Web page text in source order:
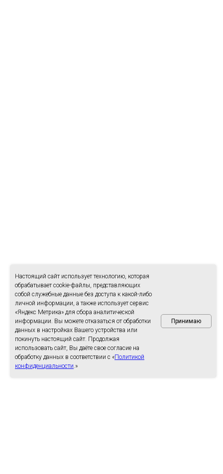
Настоящий сайт использует технологию, которая
обрабатывает cookie-файлы, представляющих
собой служебные данные без доступа к какой-либо
личной информации, а также использует сервис
«Яндекс Метрика» для сбора аналитической
информации. Вы можете отказаться от обработки
данных в настройках Вашего устройства или
покинуть настоящий сайт. Продолжая
использовать сайт, Вы даёте свое согласие на
обработку данных в соответствии с «Политикой
конфиденциальности.»
Принимаю